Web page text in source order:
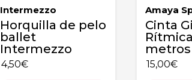
Intermezzo
Horquilla de pelo
ballet
Intermezzo
4,50€
Amaya
Cinta
metros
15,00€